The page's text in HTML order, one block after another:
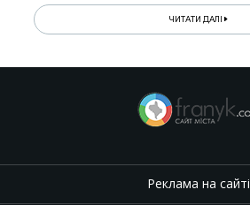
ЧИТАТИ ДАЛІ
Реклама на сайті